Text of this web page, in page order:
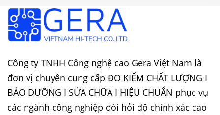
Công ty TNHH Công nghệ cao Gera Việt Nam là
đơn vị chuyên cung cấp ĐO KIỂM CHẤT LƯỢNG I
BẢO DƯỠNG I SỬA CHỮA I HIỆU CHUẨN phục vụ
các ngành công nghiệp đòi hỏi độ chính xác cao